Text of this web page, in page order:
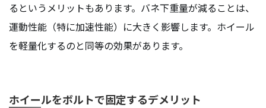
るというメリットもあります。バネ下重量が減ることは、
運動性能（特に加速性能）に大きく影響します。ホイール
を軽量化するのと同等の効果があります。
ホイールをボルトで固定するデメリット